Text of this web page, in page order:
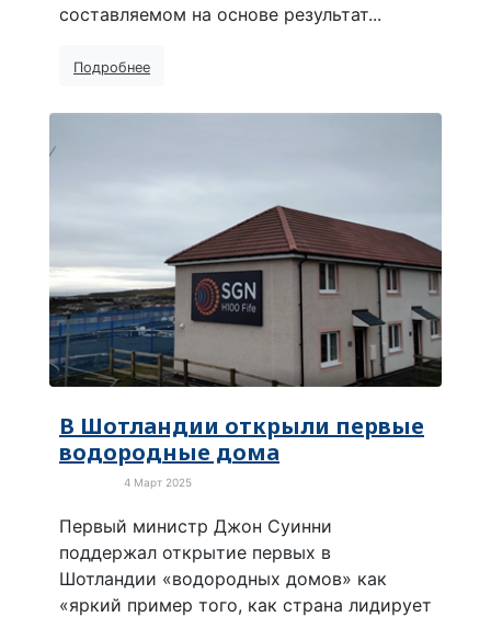
составляемом на основе результат...
Подробнее
В Шотландии открыли первые
водородные дома
4 Март 2025
Первый министр Джон Суинни
поддержал открытие первых в
Шотландии «водородных домов» как
«яркий пример того, как страна лидирует